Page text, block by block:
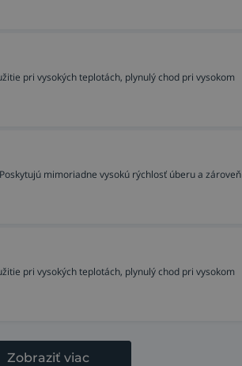
pri vysokých teplotách, plynulý chod pri vysokom
mimoriadne vysokú rýchlosť úberu a zároveň
pri vysokých teplotách, plynulý chod pri vysokom
Zobraziť viac